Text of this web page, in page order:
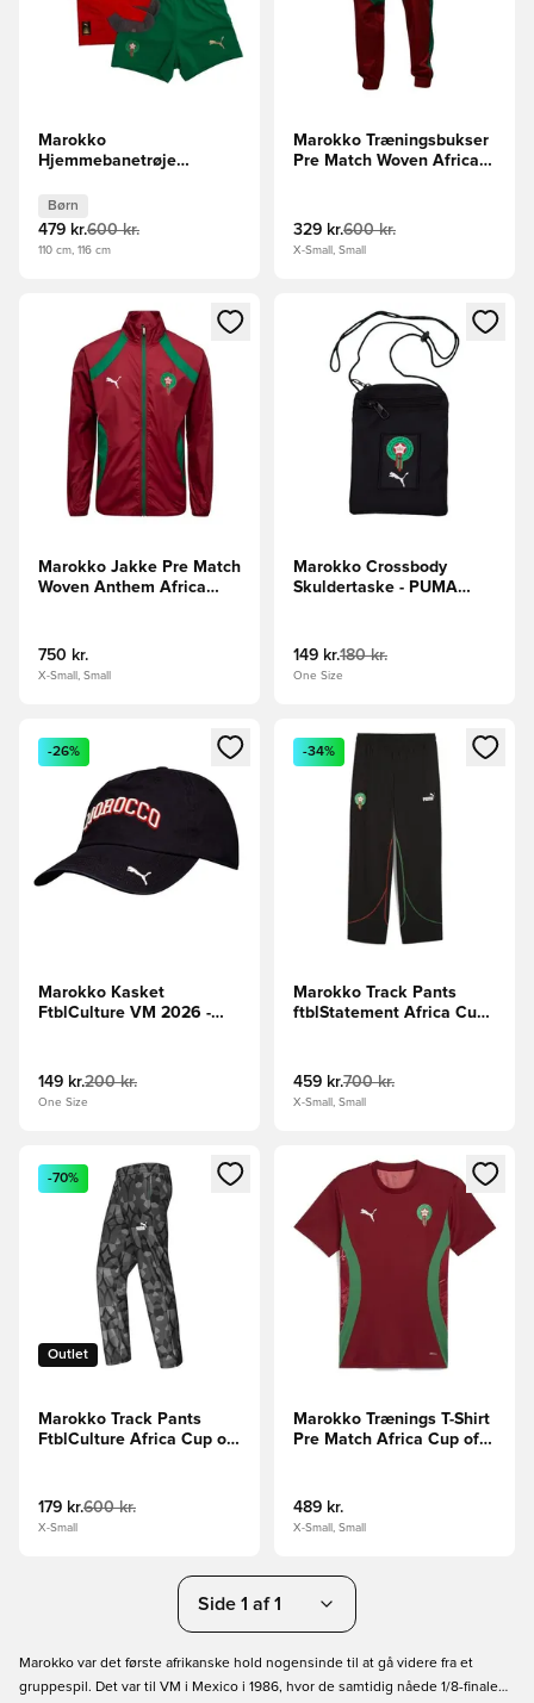
Marokko
Hjemmebanetrøje
Nations 2025 Mini-Kit
Børn
Børn
479 kr.600 kr.
110 cm, 116 cm
Marokko Træningsbukser
Pre Match Woven Africa
329 kr.600 kr.
X-Small, Small
Åbner en Modal til at logge ind eller tilmelde dig som
Marokko Jakke Pre Match
Woven Anthem Africa
750 kr.
X-Small, Small
Åbner en Modal til at logge
Marokko Crossbody
Skuldertaske - PUMA
149 kr.180 kr.
One Size
Åbner en Modal til at logge ind eller tilmelde dig som
-26%
Marokko Kasket
FtblCulture VM 2026 -
149 kr.200 kr.
One Size
Åbner en Modal til at logge
-34%
Marokko Track Pants
ftblStatement Africa Cup
459 kr.700 kr.
X-Small, Small
Åbner en Modal til at logge ind eller tilmelde dig som
Outlet
-70%
Marokko Track Pants
FtblCulture Africa Cup of
179 kr.600 kr.
X-Small
Åbner en Modal til at logge
Marokko Trænings T-Shirt
Pre Match Africa Cup of
489 kr.
X-Small, Small
Side 1 af 1
Marokko var det første afrikanske hold nogensinde til at gå videre fra et
gruppespil. Det var til VM i Mexico i 1986, hvor de samtidig nåede 1/8-finalen.